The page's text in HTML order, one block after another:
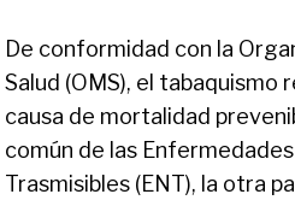
De conformidad con la
Salud (OMS), el tabaquismo
causa de mortalidad
común de las
Trasmisibles (ENT), la otra